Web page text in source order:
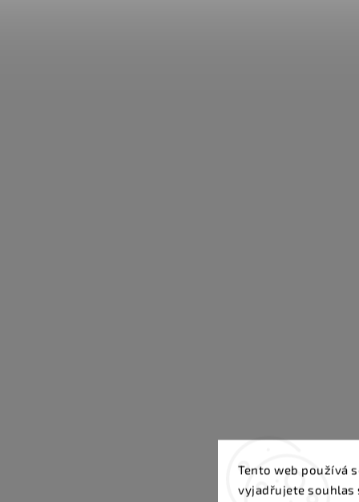
Tento web používá
vyjadřujete souhlas